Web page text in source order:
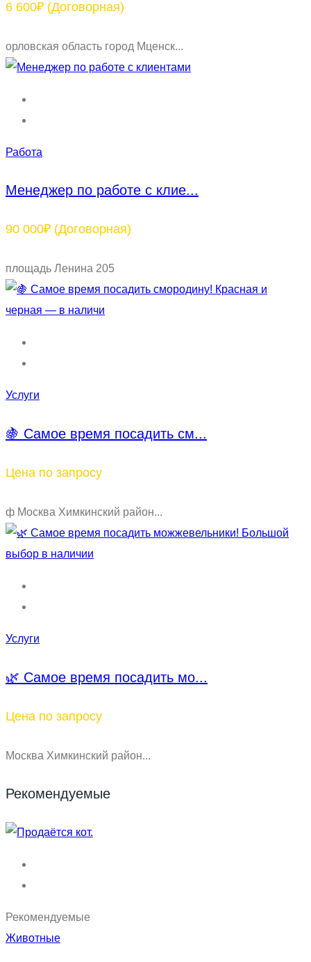
6 600₽ (Договорная)
орловская область город Мценск...
Работа
Менеджер по работе с клие...
90 000₽ (Договорная)
площадь Ленина 205
Услуги
🍇 Самое время посадить см...
Цена по запросу
ф Москва Химкинский район...
Услуги
🌿 Самое время посадить мо...
Цена по запросу
Москва Химкинский район...
Рекомендуемые
Рекомендуемые
Животные